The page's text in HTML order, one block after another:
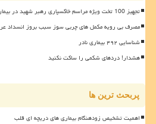
تجهیز 100 تخت ویژه مراسم خاکسپاری رهبر شهید در بیمارستان صحرایی مصلی به علاوه فیلم
مصرف بی رویه مکمل های چربی سوز سبب بروز انسداد
شناسایی ۴۹۲ بیماری نادر
هشدار! دردهای شکمی را ساکت نکنید
پربحث ترین ها
اهمیت تشخیص زودهنگام بیماری های دریچه ای قلب